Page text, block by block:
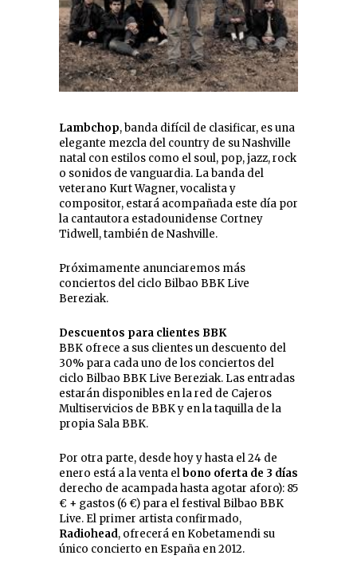
Lambchop, banda difícil de clasificar, es una
elegante mezcla del country de su Nashville
natal con estilos como el soul, pop, jazz, rock
o sonidos de vanguardia. La banda del
veterano Kurt Wagner, vocalista y
compositor, estará acompañada este día por
la cantautora estadounidense Cortney
Tidwell, también de Nashville.
Próximamente anunciaremos más
conciertos del ciclo Bilbao BBK Live
Bereziak.
Descuentos para clientes BBK
BBK ofrece a sus clientes un descuento del
30% para cada uno de los conciertos del
ciclo Bilbao BBK Live Bereziak. Las entradas
estarán disponibles en la red de Cajeros
Multiservicios de BBK y en la taquilla de la
propia Sala BBK.
Por otra parte, desde hoy y hasta el 24 de
enero está a la venta elbono oferta de 3 días
derecho de acampada hasta agotar aforo): 85
€ + gastos (6 €) para el festival Bilbao BBK
Live. El primer artista confirmado,
Radiohead, ofrecerá en Kobetamendi su
único concierto en España en 2012.